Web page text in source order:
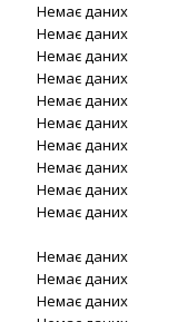
Немає даних
Немає даних
Немає даних
Немає даних
Немає даних
Немає даних
Немає даних
Немає даних
Немає даних
Немає даних
Немає даних
Немає даних
Немає даних